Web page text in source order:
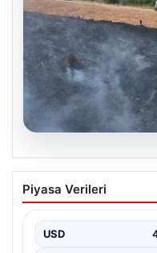
Tunceli’de otluk
sıçramadan
arasında bulunan
belirlenemeyen bir
Piyasa Verileri
USD